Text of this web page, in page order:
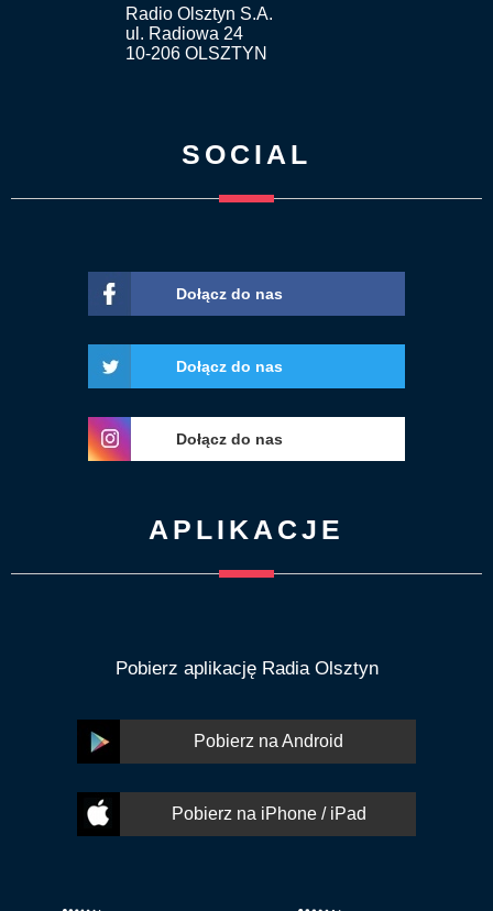
Radio Olsztyn S.A.
ul. Radiowa 24
10-206 OLSZTYN
SOCIAL
Dołącz do nas
Dołącz do nas
Dołącz do nas
APLIKACJE
Pobierz aplikację Radia Olsztyn
Pobierz na Android
Pobierz na iPhone / iPad